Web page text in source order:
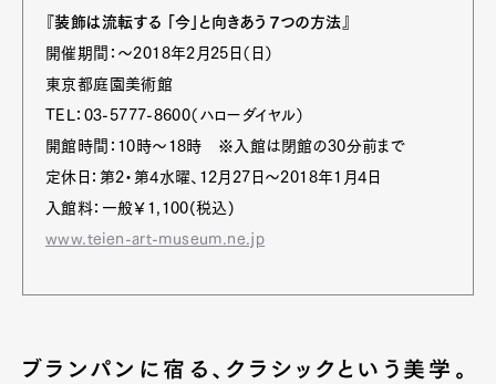
『装飾は流転する 「今」と向きあう７つの方法』
開催期間：～2018年2月25日（日）
東京都庭園美術館
TEL：03-5777-8600（ハローダイヤル）
開館時間：10時～18時 ※入館は閉館の30分前まで
定休日：第2・第4水曜、12月27日～2018年1月4日
入館料：一般￥1,100(税込)
www.teien-art-museum.ne.jp
ブランパンに宿る、クラシックという美学。